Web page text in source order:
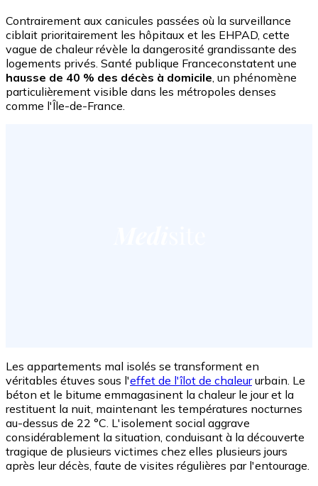
Contrairement aux canicules passées où la surveillance
ciblait prioritairement les hôpitaux et les EHPAD, cette
vague de chaleur révèle la dangerosité grandissante des
logements privés. Santé publique Franceconstatent une
hausse de 40 % des décès à domicile , un phénomène
particulièrement visible dans les métropoles denses
comme l'Île-de-France.
Les appartements mal isolés se transforment en
véritables étuves sous l'effet de l'îlot de chaleururbain. Le
béton et le bitume emmagasinent la chaleur le jour et la
restituent la nuit, maintenant les températures nocturnes
au-dessus de 22 °C. L'isolement social aggrave
considérablement la situation, conduisant à la découverte
tragique de plusieurs victimes chez elles plusieurs jours
après leur décès, faute de visites régulières par l'entourage.